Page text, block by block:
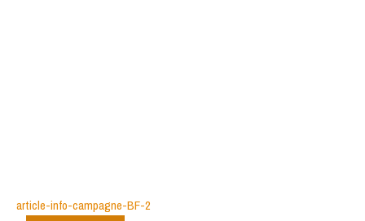
article-info-campagne-BF-2